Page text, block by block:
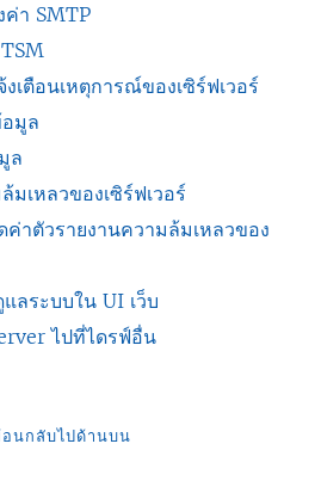
า SMTP
เตือนเหตุการณ์ของเซิร์ฟเวอร์
มูล
ล
มเหลวของเซิร์ฟเวอร์
ค่าตัวรายงานความล้มเหลวของ
ลระบบใน UI เว็บ
ไปที่ไดรฟ์อื่น
อนกลับไปด้านบน